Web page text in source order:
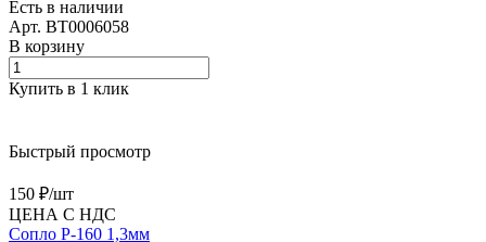
Есть в наличии
Арт. BT0006058
В корзину
Купить в 1 клик
Быстрый просмотр
150 ₽/шт
ЦЕНА С НДС
Сопло P-160 1,3мм